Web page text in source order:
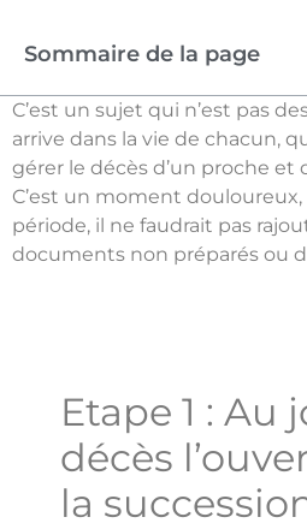
Sommaire de la page
C’est un sujet qui n’est pas
arrive dans la vie de chacun,
gérer le décès d’un proche et
C’est un moment
période, il ne faudrait pas
documents non préparés ou
Etape 1 : Au
décès
la